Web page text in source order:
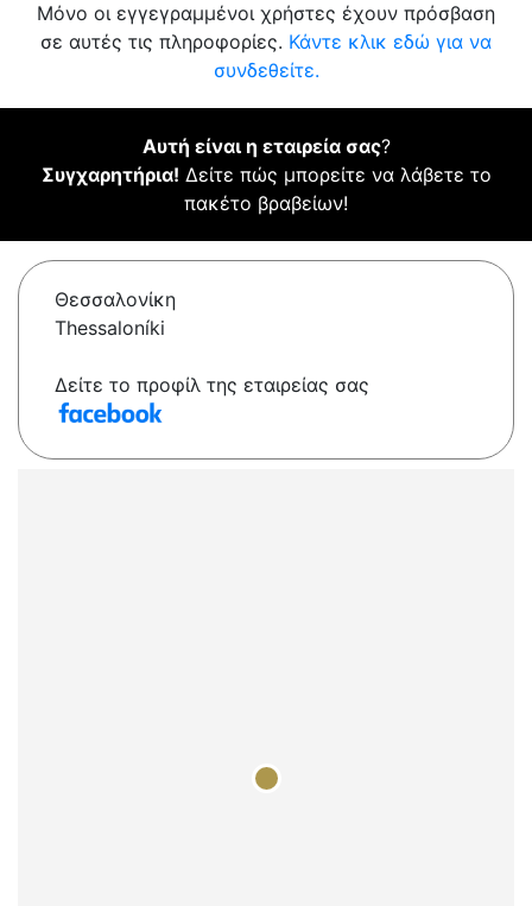
Μόνο οι εγγεγραμμένοι χρήστες έχουν πρόσβαση
σε αυτές τις πληροφορίες. Κάντε κλικ εδώ για να
συνδεθείτε.
Αυτή είναι η εταιρεία σας?
Συγχαρητήρια! Δείτε πώς μπορείτε να λάβετε το
πακέτο βραβείων!
Θεσσαλονίκη
Thessaloníki
Δείτε το προφίλ της εταιρείας σας